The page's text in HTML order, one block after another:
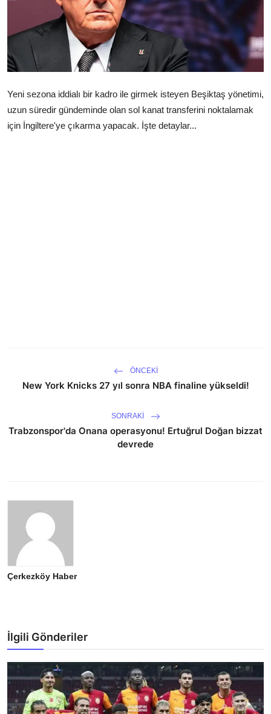
Yeni sezona iddialı bir kadro ile girmek isteyen Beşiktaş yönetimi,
uzun süredir gündeminde olan sol kanat transferini noktalamak
için İngiltere'ye çıkarma yapacak. İşte detaylar...
ÖNCEKI
New York Knicks 27 yıl sonra NBA finaline yükseldi!
SONRAKI
Trabzonspor'da Onana operasyonu! Ertuğrul Doğan bizzat
devrede
Çerkezköy Haber
İlgili Gönderiler